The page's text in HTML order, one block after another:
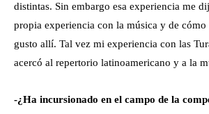
distintas. Sin embargo esa experiencia me
propia experiencia con la música y de cómo
gusto allí. Tal vez mi experiencia con las
acercó al repertorio latinoamericano y a la
-¿Ha incursionado en el campo de la